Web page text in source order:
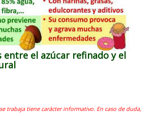
entre el azúcar refinado y el
trabaja tiene carácter informativo. En caso de duda,